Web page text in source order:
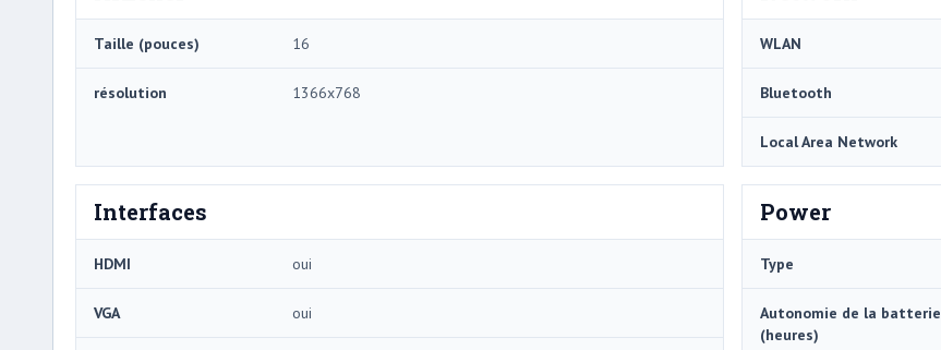
Taille (pouces) 16
résolution 1366x768
WLAN
Bluetooth
Local Area Network
Interfaces
HDMI oui
VGA oui
Power
Type
Autonomie de la batterie
(heures)